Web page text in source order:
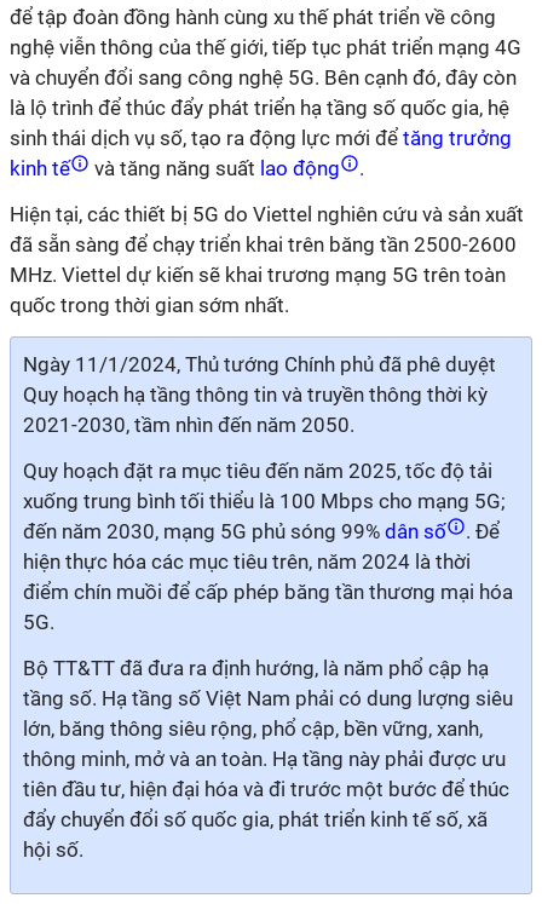
để tập đoàn đồng hành cùng xu thế phát triển về công
nghệ viễn thông của thế giới, tiếp tục phát triển mạng 4G
và chuyển đổi sang công nghệ 5G. Bên cạnh đó, đây còn
là lộ trình để thúc đẩy phát triển hạ tầng số quốc gia, hệ
sinh thái dịch vụ số, tạo ra động lực mới để tăng trưởng
kinh tế
và tăng năng suất lao động
.
Hiện tại, các thiết bị 5G do Viettel nghiên cứu và sản xuất
đã sẵn sàng để chạy triển khai trên băng tần 2500-2600
MHz. Viettel dự kiến sẽ khai trương mạng 5G trên toàn
quốc trong thời gian sớm nhất.
Ngày 11/1/2024, Thủ tướng Chính phủ đã phê duyệt
Quy hoạch hạ tầng thông tin và truyền thông thời kỳ
2021-2030, tầm nhìn đến năm 2050.
Quy hoạch đặt ra mục tiêu đến năm 2025, tốc độ tải
xuống trung bình tối thiểu là 100 Mbps cho mạng 5G;
đến năm 2030, mạng 5G phủ sóng 99% dân số
. Để
hiện thực hóa các mục tiêu trên, năm 2024 là thời
điểm chín muồi để cấp phép băng tần thương mại hóa
5G.
Bộ TT&TT đã đưa ra định hướng, là năm phổ cập hạ
tầng số. Hạ tầng số Việt Nam phải có dung lượng siêu
lớn, băng thông siêu rộng, phổ cập, bền vững, xanh,
thông minh, mở và an toàn. Hạ tầng này phải được ưu
tiên đầu tư, hiện đại hóa và đi trước một bước để thúc
đẩy chuyển đổi số quốc gia, phát triển kinh tế số, xã
hội số.